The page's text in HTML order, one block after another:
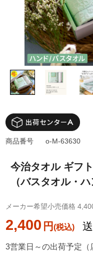
今治タオル ギフ
（バスタオル・ハ
メーカー希望小売価格
2,400 円
商品番号 o-M-63630
3営業日～の出荷予定（